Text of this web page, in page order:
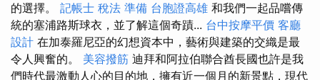
的選擇。 記帳士 稅法 準備 台胞證高雄 和我們一起品嚐傳
統的塞浦路斯球衣，並了解這個奇蹟... 台中按摩平價 客廳
設計 在加泰羅尼亞的幻想資本中，藝術與建築的交織是最
令人興奮的。 美容撥筋 迪拜和阿拉伯聯合酋長國也許是我
們時代最激動人心的目的地，擁有近一個月的新景點，現代